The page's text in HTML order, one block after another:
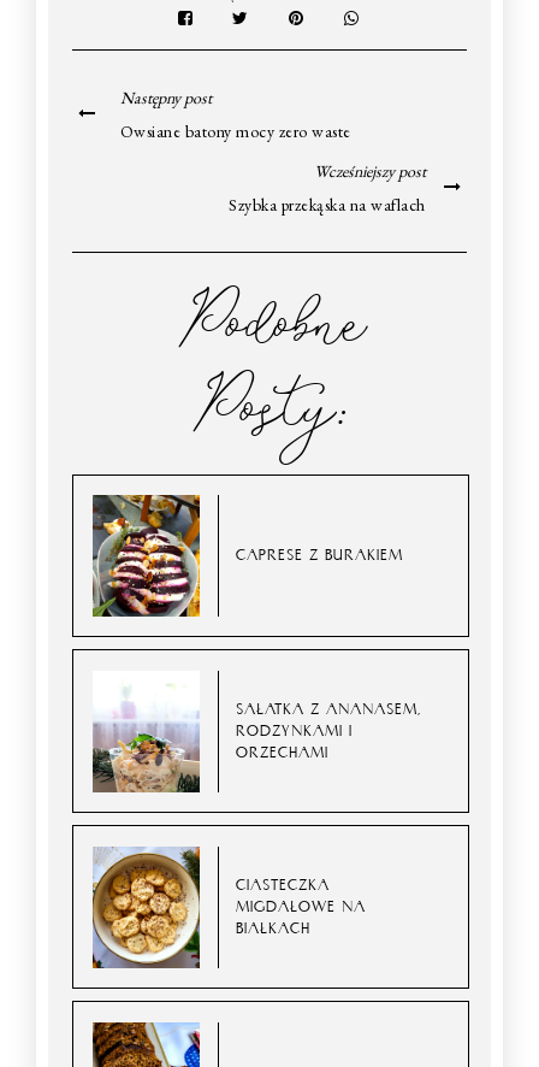
Następny post
Owsiane batony mocy zero waste
Wcześniejszy post
Szybka przekąska na waflach
Podobne
Posty:
CAPRESE Z BURAKIEM
SAŁATKA Z ANANASEM,
RODZYNKAMI I
ORZECHAMI
CIASTECZKA
MIGDAŁOWE NA
BIAŁKACH